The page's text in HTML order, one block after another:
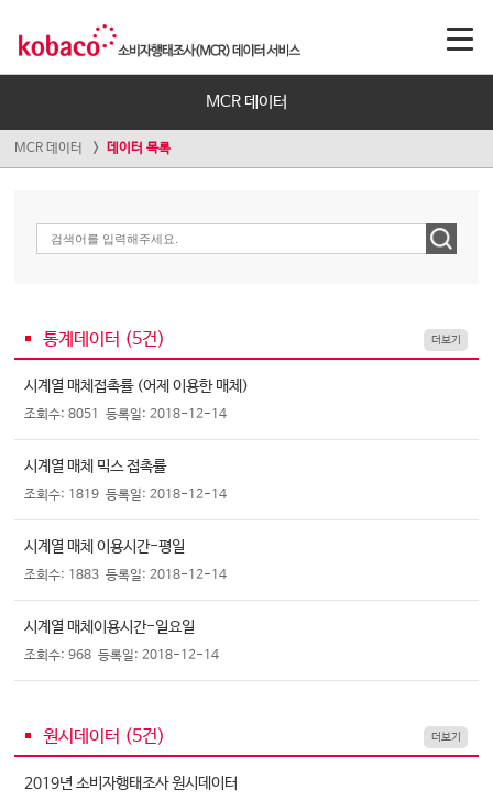
MCR 데이터
MCR 데이터 데이터 목록
통계데이터 (5건) 더보기
시계열 매체접촉률 (어제 이용한 매체)
조회수: 8051 등록일: 2018-12-14
시계열 매체 믹스 접촉률
조회수: 1819 등록일: 2018-12-14
시계열 매체 이용시간-평일
조회수: 1883 등록일: 2018-12-14
시계열 매체이용시간-일요일
조회수: 968 등록일: 2018-12-14
원시데이터 (5건) 더보기
2019년 소비자행태조사 원시데이터